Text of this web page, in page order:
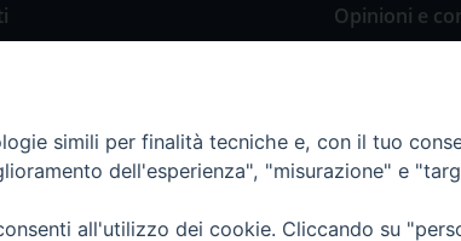
Opinioni e
in Diocesi
nella Diocesi
simili per finalità tecniche e, con il tuo
dell'esperienza", "misurazione" e
all'utilizzo dei cookie. Cliccando su